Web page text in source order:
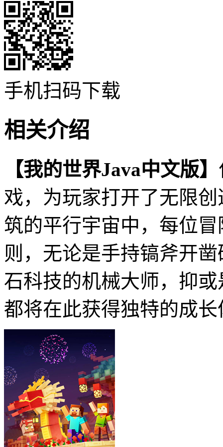
手机扫码下载
相关介绍
【我的世界Java中文版】
戏，为玩家打开了无限
筑的平行宇宙中，每位
则，无论是手持镐斧开
石科技的机械大师，抑
都将在此获得独特的成长